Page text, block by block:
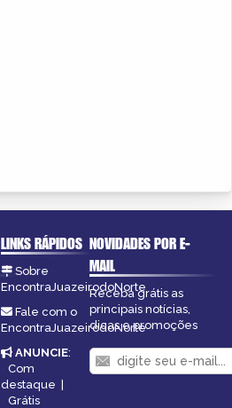
LINKS RÁPIDOS
Sobre
EncontraJuazeirodoNorte
Fale com o
EncontraJuazeirodoNorte
ANUNCIE:
Com
destaque |
Grátis
NOVIDADES POR E-
MAIL
Receba grátis as
principais notícias,
dicas e promoções